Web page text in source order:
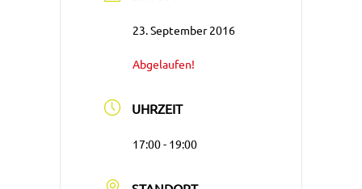
23. September 2016
Abgelaufen!
UHRZEIT
17:00 - 19:00